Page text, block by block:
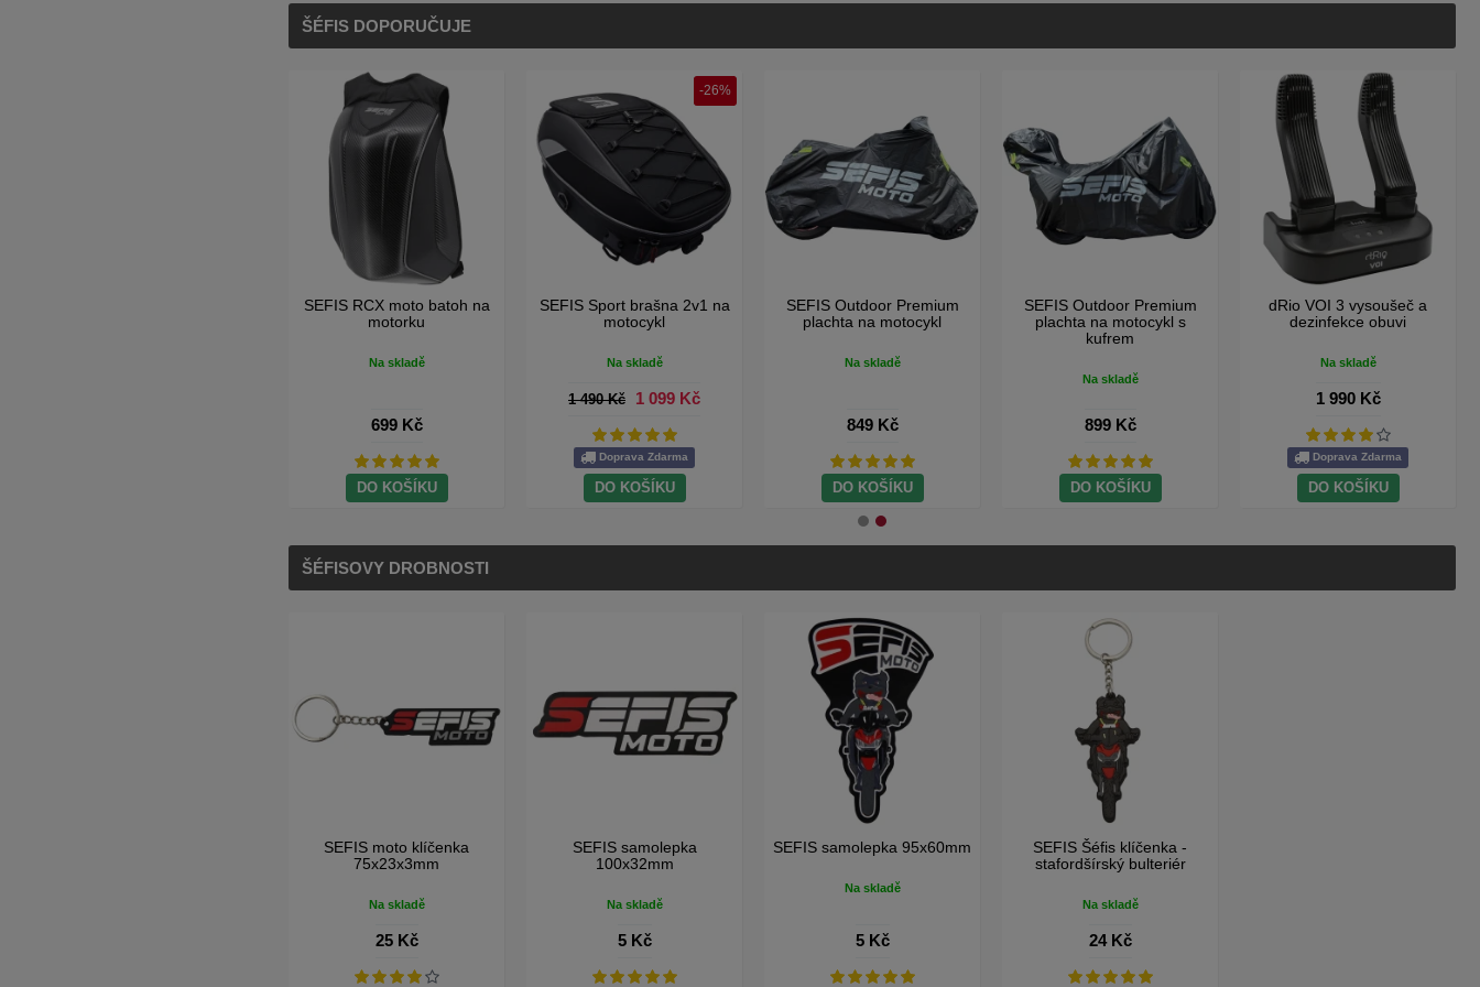
ŠÉFIS DOPORUČUJE
SEFIS RW + držák telefonu
s antiotřesovým adaptérem
Na skladě
659 Kč
DO KOŠÍKU
SEFIS mikrovláknové trhací
utěrky 25x25cm 180GSM
149 Kč
DO KOŠÍKU
SEFIS Basic moto zámek s
alarmem
Na skladě
599 Kč
DO KOŠÍKU
SEFIS kombinační zámek s
řetězem 8mm 2M
699 Kč
DO KOŠÍKU
SEFIS RCX moto batoh na
motorku
Na skladě
699 Kč
DO KOŠÍKU
ŠÉFISOVY DROBNOSTI
SEFIS moto klíčenka
75x23x3mm
Na skladě
25 Kč
SEFIS samolepka
100x32mm
Na skladě
5 Kč
SEFIS samolepka 95x60mm
Na skladě
5 Kč
SEFIS Šéfis klíčenka -
stafordšírský bulteriér
Na skladě
24 Kč